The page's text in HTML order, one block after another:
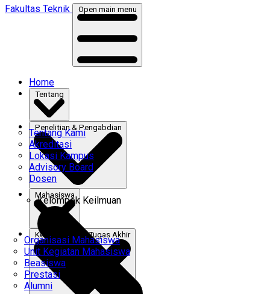
Fakultas Teknik Open main menu
Home
Tentang Kami
Akreditasi
Lokasi Kampus
Advisory Board
Dosen
Kelompok Keilmuan
Mahasiswa
Organisasi Mahasiswa
Unit Kegiatan Mahasiswa
Beasiswa
Prestasi
Alumni
Kerja Praktik & Tugas Akhir